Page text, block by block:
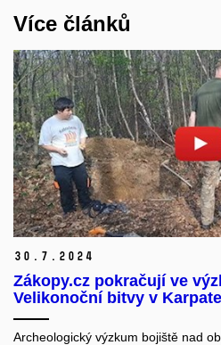
Více článků
30. 7. 2024
Zákopy.cz pokračují ve
Velikonoční bitvy v
Archeologický výzkum bojiště nad